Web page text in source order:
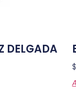
DELGADA
$